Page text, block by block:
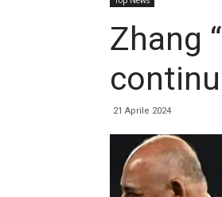
Zhang
21 Aprile 2024